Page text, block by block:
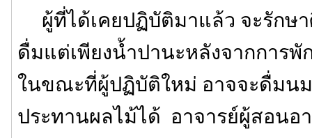
ผู้ที่ได้เคยปฏิบัติมาแล้ว จะรักษา
ดื่มแต่เพียงน้ำปานะหลังจากการพั
ในขณะที่ผู้ปฏิบัติใหม่ อาจจะดื่มน
ประทานผลไม้ได้ อาจารย์ผู้สอนอ